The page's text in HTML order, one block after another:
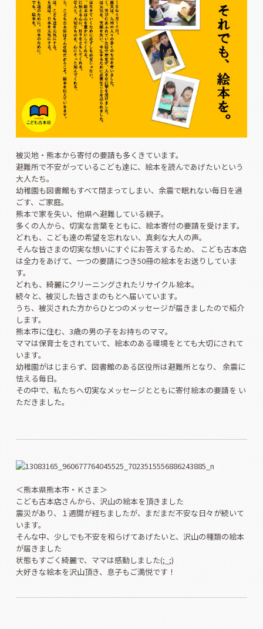
被災地・熊本から寄付の要請も多くきています。
避難所で不安がっているこども達に、絵本を読んであげたいという
大人たち。
幼稚園も図書館もすべて閉まってしまい、余震で眠れない毎日を過
ごす、ご家庭。
熊本で家を失い、他県へ避難している親子。
多くの人から、切実な言葉をともに、絵本寄付の要請を受けます。
どれも、こども達の希望を忘れない、真剣な大人の声。
そんな皆さまの切実な想いにすぐにお答えするため、 こども古本店
は全力をあげて、一つの要請につき50冊の絵本をお送りしていま
す。
どれも、綺麗にクリーニングされたリサイクル絵本。
続々と、被災した皆さまのもとへ届いています。
うち、被災された方からひとつのメッセージが届きましたので紹介
します。
熊本市に住む、3歳の男の子をお持ちのママ。
ママは保育士をされていて、絵本のある環境をとても大切にされて
います。
幼稚園がはじまらず、図書館のある区役所は避難所となり、 余震に
怯える毎日。
その中で、私たちへ切実なメッセージとともに寄付絵本の要請を い
ただきました。
＜熊本県熊本市・Ｋさま＞
こども古本店さんから、沢山の絵本を頂きました
震災があり、１週間が経ちましたが、まだまだ不安な日々が続いて
います。
そんな中、少しでも不安を和らげてあげたいと、沢山の種類の絵本
が届きました
状態もすごく綺麗で、ママは感動しました(;_;)
大好きな絵本を沢山頂き、息子もご満悦です！